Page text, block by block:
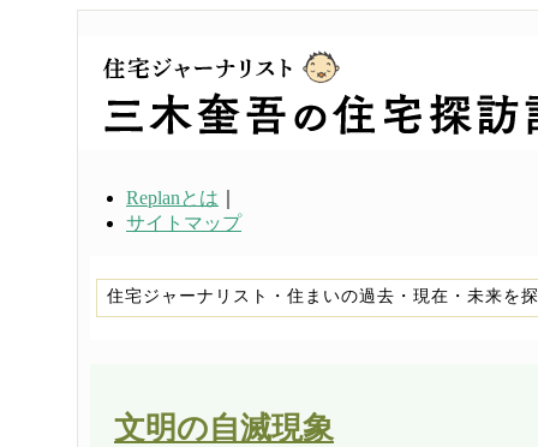
Replanとは
サイトマップ
住宅ジャーナリスト・住まいの過去・現在・未来を
文明の自滅現象